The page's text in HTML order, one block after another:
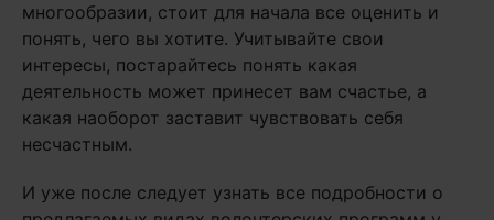
многообразии, стоит для начала все оценить и
понять, чего вы хотите. Учитывайте свои
интересы, постарайтесь понять какая
деятельность может принесет вам счастье, а
какая наоборот заставит чувствовать себя
несчастным.
И уже после следует узнать все подробности о